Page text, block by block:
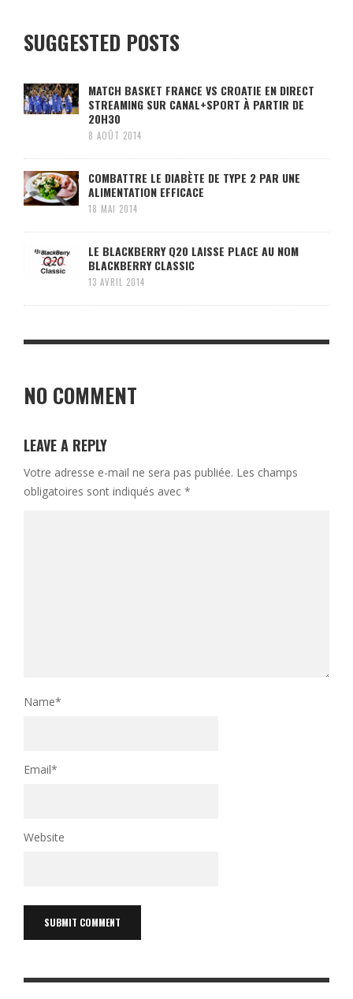
SUGGESTED POSTS
MATCH BASKET FRANCE VS CROATIE EN DIRECT
STREAMING SUR CANAL+SPORT À PARTIR DE
20H30
8 AOÛT 2014
COMBATTRE LE DIABÈTE DE TYPE 2 PAR UNE
ALIMENTATION EFFICACE
18 MAI 2014
LE BLACKBERRY Q20 LAISSE PLACE AU NOM
BLACKBERRY CLASSIC
13 AVRIL 2014
NO COMMENT
LEAVE A REPLY
Votre adresse e-mail ne sera pas publiée. Les champs
obligatoires sont indiqués avec *
Name*
Email*
Website